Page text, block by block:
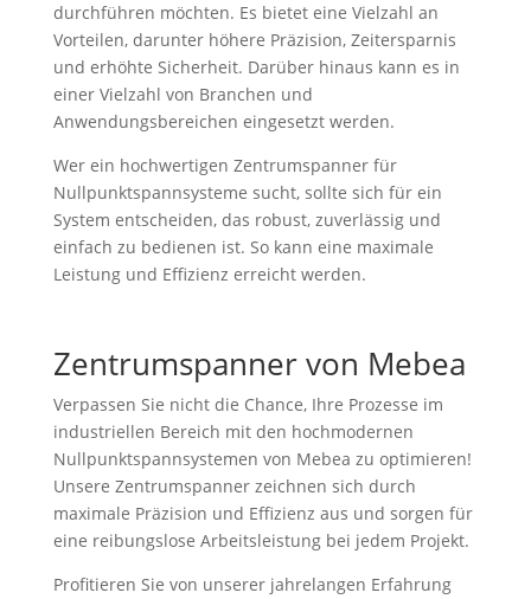
durchführen möchten. Es bietet eine Vielzahl an
Vorteilen, darunter höhere Präzision, Zeitersparnis
und erhöhte Sicherheit. Darüber hinaus kann es in
einer Vielzahl von Branchen und
Anwendungsbereichen eingesetzt werden.
Wer ein hochwertigen Zentrumspanner für
Nullpunktspannsysteme sucht, sollte sich für ein
System entscheiden, das robust, zuverlässig und
einfach zu bedienen ist. So kann eine maximale
Leistung und Effizienz erreicht werden.
Zentrumspanner von Mebea
Verpassen Sie nicht die Chance, Ihre Prozesse im
industriellen Bereich mit den hochmodernen
Nullpunktspannsystemen von Mebea zu optimieren!
Unsere Zentrumspanner zeichnen sich durch
maximale Präzision und Effizienz aus und sorgen für
eine reibungslose Arbeitsleistung bei jedem Projekt.
Profitieren Sie von unserer jahrelangen Erfahrung